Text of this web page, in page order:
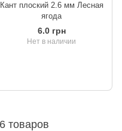
Кант плоский 2.6 мм Лесная
ягода
6.0 грн
Нет в наличии
товаров